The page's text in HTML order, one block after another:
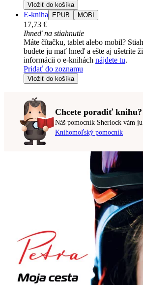
Vložiť do košíka
E-kniha EPUB MOBI
17,73 €
Ihneď na stiahnutie
Máte čítačku, tablet alebo mobil?
budete ju mať hneď a ešte aj ušetríte
informácii o e-knihách nájdete tu.
Pridať do zoznamu
Vložiť do košíka
Chcete poradiť knihu?
Náš pomocník Sherlock vám
Knihomoľský pomocník